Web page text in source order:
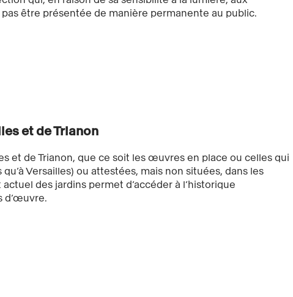
être présentée de manière permanente au public.
et de Trianon
et de Trianon, que ce soit les œuvres en place ou celles qui
Versailles) ou attestées, mais non situées, dans les
des jardins permet d’accéder à l’historique
d’œuvre.